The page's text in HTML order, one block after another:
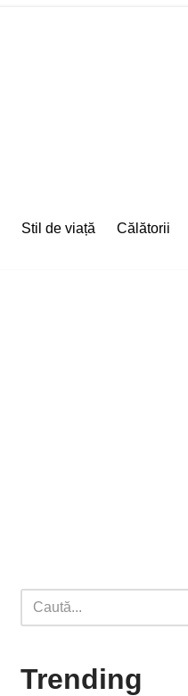
Stil de viață Călătorii
Trending